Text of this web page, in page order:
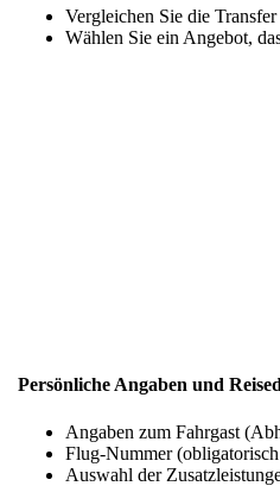
Vergleichen Sie die
Wählen Sie ein Angebot,
Persönliche Angaben und
Angaben zum Fahrgast
Flug-Nummer
Auswahl der